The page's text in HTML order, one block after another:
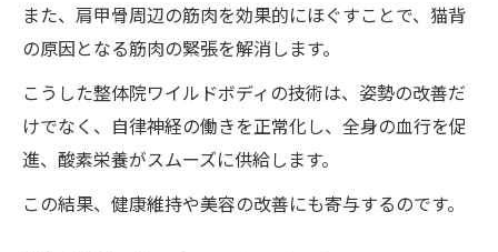
また、肩甲骨周辺の筋肉を効果的にほぐすことで、猫背
の原因となる筋肉の緊張を解消します。
こうした整体院ワイルドボディの技術は、姿勢の改善だ
けでなく、自律神経の働きを正常化し、全身の血行を促
進、酸素栄養がスムーズに供給します。
この結果、健康維持や美容の改善にも寄与するのです。